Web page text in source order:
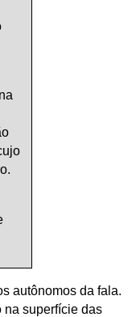
autônomos da fala.
na superfície das